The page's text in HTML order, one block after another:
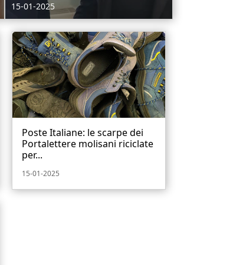
15-01-2025
Poste Italiane: le scarpe dei
Portalettere molisani riciclate
per...
15-01-2025